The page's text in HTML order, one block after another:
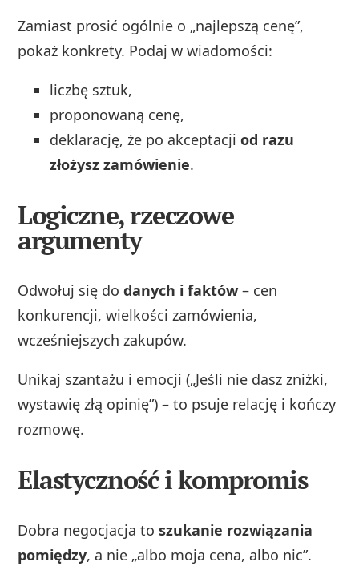
Zamiast prosić ogólnie o „najlepszą cenę”,
pokaż konkrety. Podaj w wiadomości:
liczbę sztuk,
proponowaną cenę,
deklarację, że po akceptacjiod razu
złożysz zamówienie.
Logiczne, rzeczowe
argumenty
Odwołuj się dodanych i faktów – cen
konkurencji, wielkości zamówienia,
wcześniejszych zakupów.
Unikaj szantażu i emocji („Jeśli nie dasz zniżki,
wystawię złą opinię”) – to psuje relację i kończy
rozmowę.
Elastyczność i kompromis
Dobra negocjacja toszukanie rozwiązania
pomiędzy, a nie „albo moja cena, albo nic”.